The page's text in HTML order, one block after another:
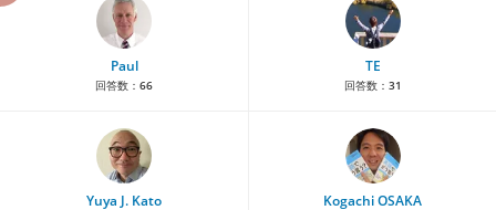
Paul
回答数： 66
TE
回答数： 31
Yuya J. Kato Kogachi OSAKA